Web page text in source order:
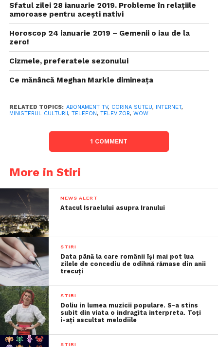
Sfatul zilei 28 ianuarie 2019. Probleme în relațiile
amoroase pentru acești nativi
Horoscop 24 ianuarie 2019 – Gemenii o iau de la
zero!
Cizmele, preferatele sezonului
Ce mănâncă Meghan Markle dimineața
RELATED TOPICS: ABONAMENT TV, CORINA SUTEU, INTERNET,
MINISTERUL CULTURII, TELEFON, TELEVIZOR, WOW
1 COMMENT
More in Stiri
NEWS ALERT
Atacul Israelului asupra Iranului
STIRI
Data până la care românii îşi mai pot lua
zilele de concediu de odihnă rămase din anii
trecuţi
STIRI
Doliu in lumea muzicii populare. S-a stins
subit din viata o indragita interpreta. Toți
i-ați ascultat melodiile
STIRI